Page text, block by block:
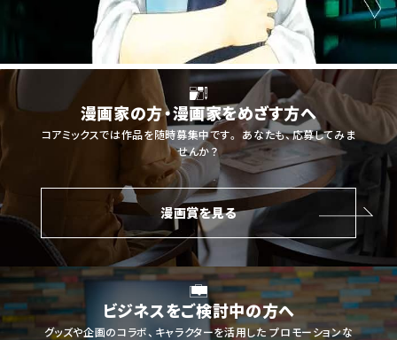
漫画家の方・漫画家をめざす方へ
コアミックスでは作品を随時募集中です。 あなたも、応募してみま
せんか？
漫画賞を見る
ビジネスをご検討中の方へ
グッズや企画のコラボ、キャラクターを活用したプロモーションな